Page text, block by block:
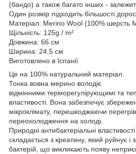
(бандо) а також багато інших -
Один розмір підходить більшості
Матеріал: Merino Wool (100% шерсть
Щільність: 125g / m²
Довжина: 66 см
Ширина: 24,5 см
Виготовлено в Іспанії
Це на 100% натуральний матеріал.
Тонка вовна мерино володіє
відмінними терморегулірующимі та
властивості. Вона забезпечує
мікроклімату, перешкоджаючи
переохолодження на холоді.
Природні антибактеріальні
складається з креатину, який руйнує і
бактерій, що викликають появу